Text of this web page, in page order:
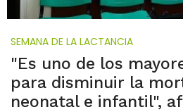
SEMANA DE LA LACTANCIA
"Es uno de los
para disminuir la
neonatal e infantil",